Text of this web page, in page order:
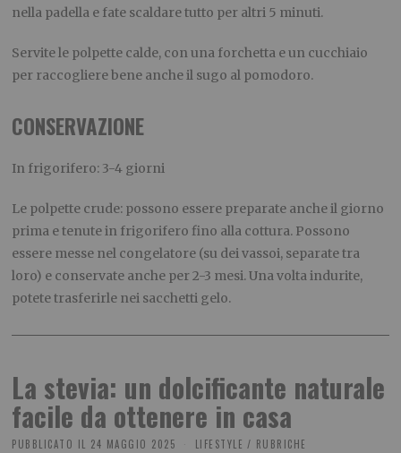
nella padella e fate scaldare tutto per altri 5 minuti.
Servite le polpette calde, con una forchetta e un cucchiaio
per raccogliere bene anche il sugo al pomodoro.
CONSERVAZIONE
In frigorifero: 3-4 giorni
Le polpette crude: possono essere preparate anche il giorno
prima e tenute in frigorifero fino alla cottura. Possono
essere messe nel congelatore (su dei vassoi, separate tra
loro) e conservate anche per 2-3 mesi. Una volta indurite,
potete trasferirle nei sacchetti gelo.
La stevia: un dolcificante naturale
facile da ottenere in casa
PUBBLICATO IL 24 MAGGIO 2025 LIFESTYLE / RUBRICHE